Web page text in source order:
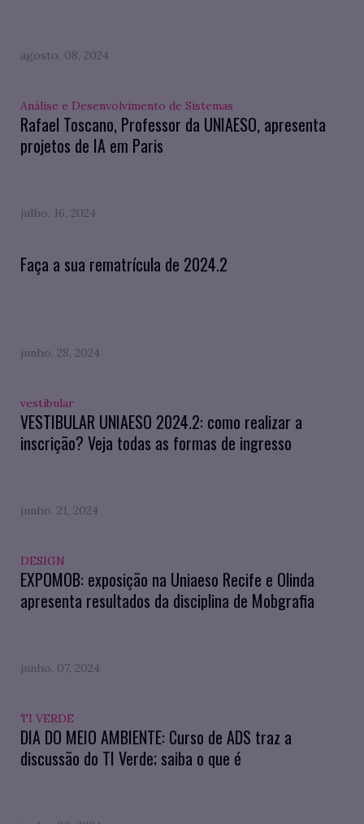
agosto. 08, 2024
Análise e Desenvolvimento de Sistemas
Rafael Toscano, Professor da UNIAESO, apresenta
projetos de IA em Paris
julho. 16, 2024
Faça a sua rematrícula de 2024.2
junho. 28, 2024
vestibular
VESTIBULAR UNIAESO 2024.2: como realizar a
inscrição? Veja todas as formas de ingresso
junho. 21, 2024
DESIGN
EXPOMOB: exposição na Uniaeso Recife e Olinda
apresenta resultados da disciplina de Mobgrafia
junho. 07, 2024
TI VERDE
DIA DO MEIO AMBIENTE: Curso de ADS traz a
discussão do TI Verde; saiba o que é